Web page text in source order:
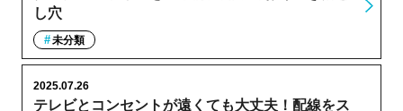
し穴
未分類
テレビとコンセントが遠くても大丈夫！配線をス
2025.07.26